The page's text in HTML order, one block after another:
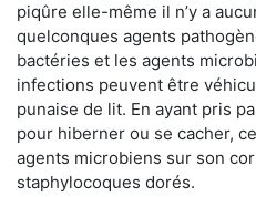
piqûre elle-même il n’y a
quelconques agents
bactéries et les agents
infections peuvent être
punaise de lit. En ayant pris
pour hiberner ou se cacher,
agents microbiens sur son
staphylocoques dorés.